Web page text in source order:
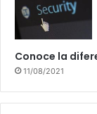
Conoce la
11/08/2021